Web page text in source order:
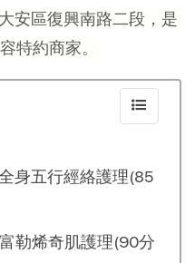
安區復興南路二段，是
特約商家。
身五行經絡護理(85
勒烯奇肌護理(90分